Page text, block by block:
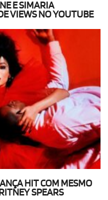
E SIMARIA
VIEWS NO YOUTUBE
HIT COM MESMO
SPEARS